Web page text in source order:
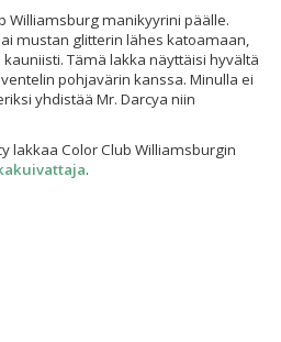
Williamsburg manikyyrini päälle.
mustan glitterin lähes katoamaan,
Tämä lakka näyttäisi hyvältä
pohjavärin kanssa. Minulla ei
yhdistää Mr. Darcya niin
lakkaa Color Club Williamsburgin
.